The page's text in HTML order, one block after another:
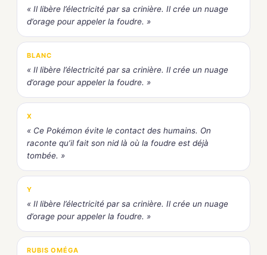
« Il libère l’électricité par sa crinière. Il crée un nuage
d’orage pour appeler la foudre. »
BLANC
« Il libère l’électricité par sa crinière. Il crée un nuage
d’orage pour appeler la foudre. »
X
« Ce Pokémon évite le contact des humains. On
raconte qu’il fait son nid là où la foudre est déjà
tombée. »
Y
« Il libère l’électricité par sa crinière. Il crée un nuage
d’orage pour appeler la foudre. »
RUBIS OMÉGA